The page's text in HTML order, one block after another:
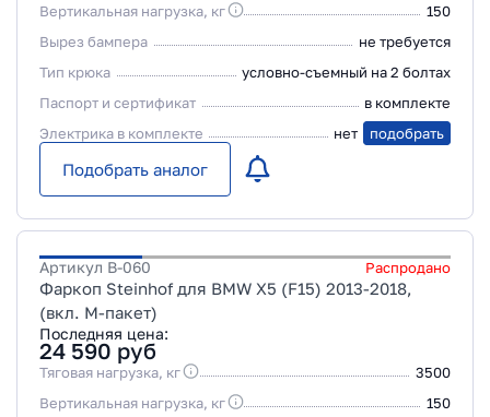
Вертикальная нагрузка, кг
150
Вырез бампера
не требуется
Тип крюка
условно-съемный на 2 болтах
Паспорт и сертификат
в комплекте
Электрика в комплекте
нет подобрать
Подобрать аналог
Артикул B-060 Распродано
Фаркоп Steinhof для BMW X5 (F15) 2013-2018,
(вкл. М-пакет)
Последняя цена:
24 590 руб
Тяговая нагрузка, кг
3500
Вертикальная нагрузка, кг
150